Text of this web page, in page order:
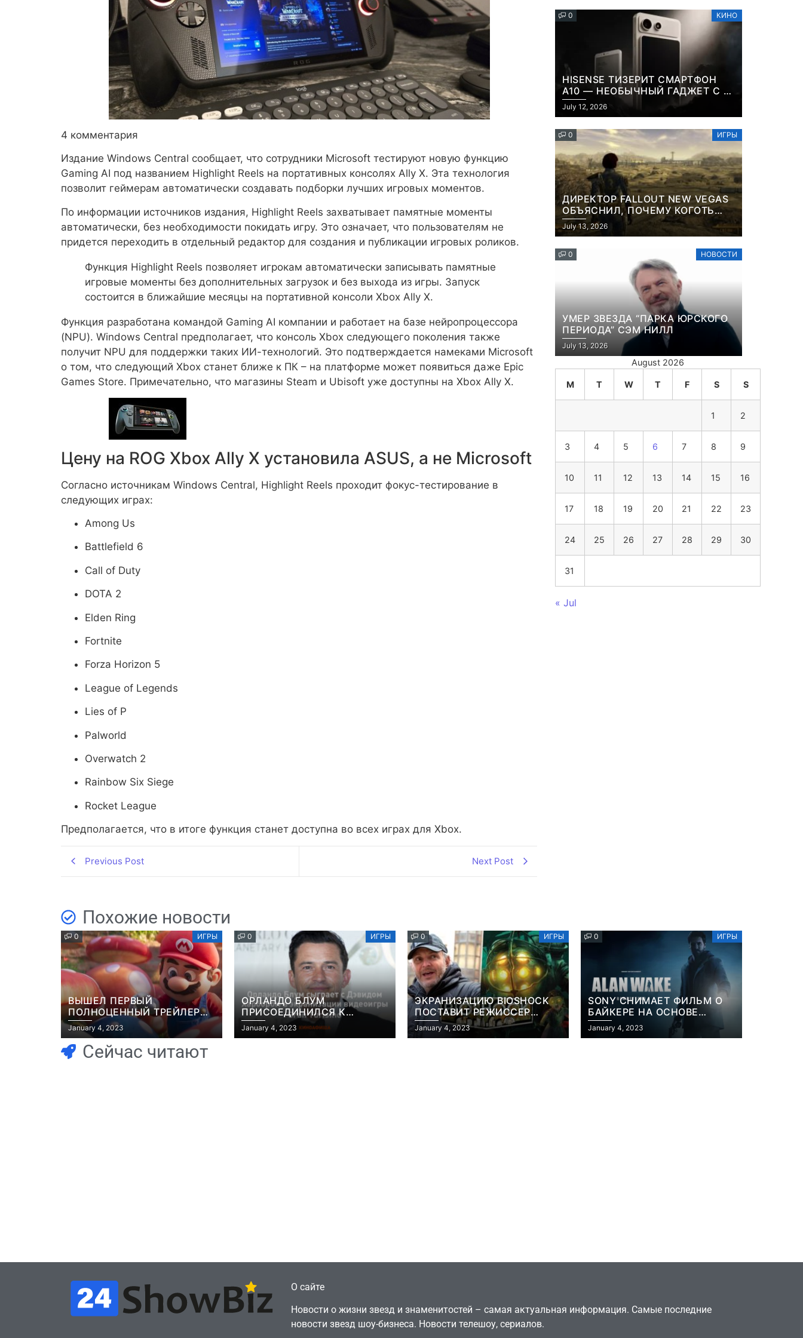
4 комментария
Издание Windows Central сообщает, что сотрудники Microsoft тестируют новую функцию
Gaming AI под названием Highlight Reels на портативных консолях Ally X. Эта технология
позволит геймерам автоматически создавать подборки лучших игровых моментов.
По информации источников издания, Highlight Reels захватывает памятные моменты
автоматически, без необходимости покидать игру. Это означает, что пользователям не
придется переходить в отдельный редактор для создания и публикации игровых роликов.
Функция Highlight Reels позволяет игрокам автоматически записывать памятные
игровые моменты без дополнительных загрузок и без выхода из игры. Запуск
состоится в ближайшие месяцы на портативной консоли Xbox Ally X.
Функция разработана командой Gaming AI компании и работает на базе нейропроцессора
(NPU). Windows Central предполагает, что консоль Xbox следующего поколения также
получит NPU для поддержки таких ИИ-технологий. Это подтверждается намеками Microsoft
о том, что следующий Xbox станет ближе к ПК – на платформе может появиться даже Epic
Games Store. Примечательно, что магазины Steam и Ubisoft уже доступны на Xbox Ally X.
Цену на ROG Xbox Ally X установила ASUS, а не Microsoft
Согласно источникам Windows Central, Highlight Reels проходит фокус-тестирование в
следующих играх:
Among Us
Battlefield 6
Call of Duty
DOTA 2
Elden Ring
Fortnite
Forza Horizon 5
League of Legends
Lies of P
Palworld
Overwatch 2
Rainbow Six Siege
Rocket League
Предполагается, что в итоге функция станет доступна во всех играх для Xbox.
Previous Post Next Post
0 КИНО
HISENSE ТИЗЕРИТ СМАРТФОН
A10 — НЕОБЫЧНЫЙ ГАДЖЕТ С E-
INK-ЭКРАНОМ И СЪЕМНОЙ LCD-
ПАНЕЛЬЮ ДЛЯ ЦВЕТНОГО
July 12, 2026
0 ИГРЫ
ДИРЕКТОР FALLOUT NEW VEGAS
ОБЪЯСНИЛ, ПОЧЕМУ КОГОТЬ
СМЕРТИ У КАРЬЕРА НАМЕРЕННО
СНОСИТ ВАМ ГОЛОВУ
July 13, 2026
0 НОВОСТИ
УМЕР ЗВЕЗДА “ПАРКА ЮРСКОГО
ПЕРИОДА” СЭМ НИЛЛ
July 13, 2026
August 2026
M T W T F S S
1 2
3 4 5 6 7 8 9
10 11 12 13 14 15 16
17 18 19 20 21 22 23
24 25 26 27 28 29 30
31
« Jul
Похожие новости
0 ИГРЫ
ВЫШЕЛ ПЕРВЫЙ
ПОЛНОЦЕННЫЙ ТРЕЙЛЕР
МУЛЬТФИЛЬМА “МАРИО”
January 4, 2023
0 ИГРЫ
ОРЛАНДО БЛУМ
ПРИСОЕДИНИЛСЯ К
ЭКРАНИЗАЦИИ ВИДЕОИГРЫ
GRAN TURISMO
January 4, 2023
0 ИГРЫ
ЭКРАНИЗАЦИЮ BIOSHOCK
ПОСТАВИТ РЕЖИССЕР
«КОНСТАНТИНА» И
«ГОЛОДНЫХ ИГР»
January 4, 2023
0 ИГРЫ
SONY СНИМАЕТ ФИЛЬМ О
БАЙКЕРЕ НА ОСНОВЕ
ИЗВЕСТНОЙ ВИДЕОИГРЫ
January 4, 2023
Сейчас читают
О сайте
Новости о жизни звезд и знаменитостей – самая актуальная информация. Самые последние
новости звезд шоу-бизнеса. Новости телешоу, сериалов.